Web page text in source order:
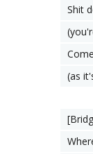
Shit
(as